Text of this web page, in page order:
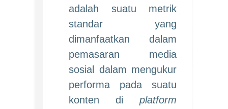
adalah suatu metrik
standar yang
dimanfaatkan dalam
pemasaran media
sosial dalam mengukur
performa pada suatu
konten di platform